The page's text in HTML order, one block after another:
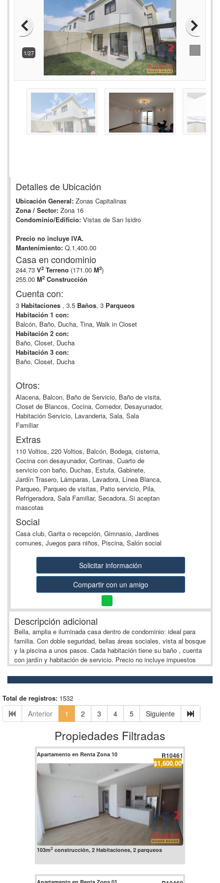
2/27
Detalles de Ubicación
Ubicación General: Zonas Capitalinas
Zona / Sector: Zona 16
Condominio/Edificio: Vistas de San Isidro
Precio no incluye IVA.
Mantenimiento: Q.1,400.00
Casa en condominio
244.73 V2 Terreno (171.00 M2)
255.00 M2 Construcción
Cuenta con:
3 Habitaciones , 3.5 Baños, 3 Parqueos
Habitación 1 con:
Balcón, Baño, Ducha, Tina, Walk in Closet
Habitación 2 con:
Baño, Closet, Ducha
Habitación 3 con:
Baño, Closet, Ducha
Otros:
Alacena, Balcon, Baño de Servicio, Baño de visita,
Closet de Blancos, Cocina, Comedor, Desayunador,
Habitación Servicio, Lavanderia, Sala, Sala
Familiar
Extras
110 Voltios, 220 Voltios, Balcón, Bodega, cisterna,
Cocina con desayunador, Cortinas, Cuarto de
servicio con baño, Duchas, Estufa, Gabinete,
Jardín Trasero, Lámparas, Lavadora, Línea Blanca,
Parqueo, Parqueo de visitas, Patio servicio, Pila,
Refrigeradora, Sala Familiar, Secadora, Si aceptan
mascotas
Social
Casa club, Garita o recepción, Gimnasio, Jardines
comunes, Juegos para niños, Piscina, Salón social
Solicitar información
Compartir con un amigo
Descripción adicional
Bella, amplia e iluminada casa dentro de condominio: ideal para
familia. Con doble seguridad, bellas áreas sociales, vista al bosque
y la piscina a unos pasos. Cada habitación tiene su baño , cuenta
con jardín y habitación de servicio. Precio no incluye impuestos
Total de registros: 1532
Anterior 1 2 3 4 5 Siguiente
Propiedades Filtradas
Apartamento en Renta Zona 10 R10461
$1,600.00
103m2construcción, 2 Habitaciones, 2 parqueos